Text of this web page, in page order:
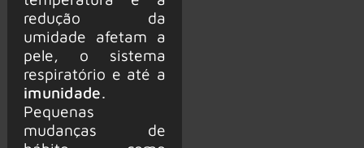
redução da
umidade afetam a
pele, o sistema
respiratório e até a
imunidade
Pequenas
mudanças de